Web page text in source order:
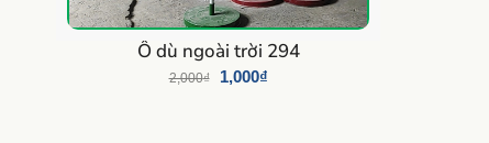
Ô dù ngoài trời 294
2,000₫ 1,000₫